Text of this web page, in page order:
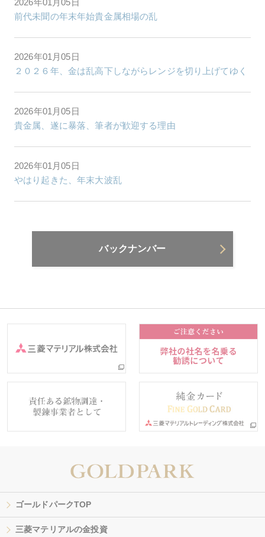
2026年01月05日
前代未聞の年末年始貴金属相場の乱
2026年01月05日
２０２６年、金は乱高下しながらレンジを切り上げてゆく
2026年01月05日
貴金属、遂に暴落、筆者が歓迎する理由
2026年01月05日
やはり起きた、年末大波乱
バックナンバー
ゴールドパークTOP
三菱マテリアルの金投資